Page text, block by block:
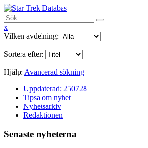
x
Vilken avdelning:
Sortera efter:
Hjälp: Avancerad sökning
Uppdaterad: 250728
Tipsa om nyhet
Nyhetsarkiv
Redaktionen
Senaste nyheterna